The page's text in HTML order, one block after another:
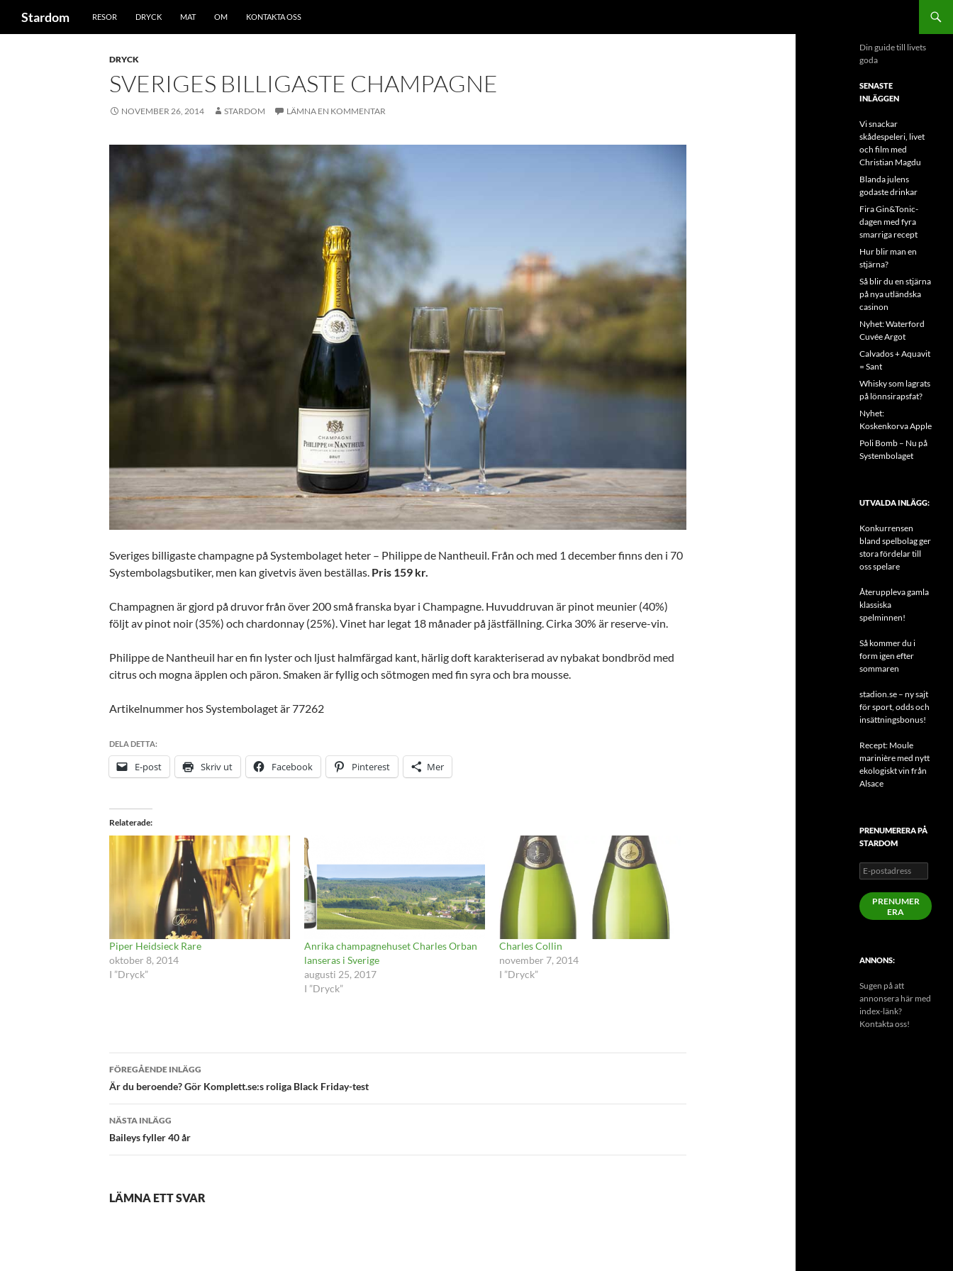
Stardom RESOR DRYCK MAT OM KONTAKTA OSS
DRYCK
SVERIGES BILLIGASTE CHAMPAGNE
NOVEMBER 26, 2014 STARDOM LÄMNA EN KOMMENTAR
Sveriges billigaste champagne på Systembolaget heter – Philippe de Nantheuil. Från och med 1 december finns den i 70
Systembolagsbutiker, men kan givetvis även beställas. Pris 159 kr.
Champagnen är gjord på druvor från över 200 små franska byar i Champagne. Huvuddruvan är pinot meunier (40%)
följt av pinot noir (35%) och chardonnay (25%). Vinet har legat 18 månader på jästfällning. Cirka 30% är reserve-vin.
Philippe de Nantheuil har en fin lyster och ljust halmfärgad kant, härlig doft karakteriserad av nybakat bondbröd med
citrus och mogna äpplen och päron. Smaken är fyllig och sötmogen med fin syra och bra mousse.
Artikelnummer hos Systembolaget är 77262
DELA DETTA:
E-post Skriv ut Facebook Pinterest Mer
Relaterade
Piper Heidsieck Rare
oktober 8, 2014
I ”Dryck”
Anrika champagnehuset Charles Orban
lanseras i Sverige
augusti 25, 2017
I ”Dryck”
Charles Collin
november 7, 2014
I ”Dryck”
Inläggsnavigering
FÖREGÅENDE INLÄGG
Är du beroende? Gör Komplett.se:s roliga Black Friday-test
NÄSTA INLÄGG
Baileys fyller 40 år
LÄMNA ETT SVAR
Din guide till livets
goda
SENASTE
INLÄGGEN
Vi snackar
skådespeleri, livet
och film med
Christian Magdu
Blanda julens
godaste drinkar
Fira Gin&Tonic-
dagen med fyra
smarriga recept
Hur blir man en
stjärna?
Så blir du en stjärna
på nya utländska
casinon
Nyhet: Waterford
Cuvée Argot
Calvados + Aquavit
= Sant
Whisky som lagrats
på lönnsirapsfat?
Nyhet:
Koskenkorva Apple
Poli Bomb – Nu på
Systembolaget
UTVALDA INLÄGG:
Konkurrensen
bland spelbolag ger
stora fördelar till
oss spelare
Återuppleva gamla
klassiska
spelminnen!
Så kommer du i
form igen efter
sommaren
stadion.se – ny sajt
för sport, odds och
insättningsbonus!
Recept: Moule
marinière med nytt
ekologiskt vin från
Alsace
PRENUMERERA PÅ
STARDOM
E-
postadress
PRENUMER
ERA
ANNONS:
Sugen på att
annonsera här med
index-länk?
Kontakta oss!